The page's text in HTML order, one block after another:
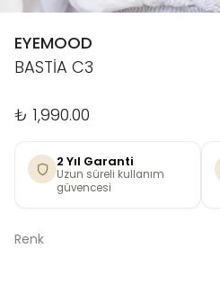
EYEMOOD
BASTİA C3
₺ 1,990.00
2 Yıl Garanti
Uzun süreli kullanım
güvencesi
Renk